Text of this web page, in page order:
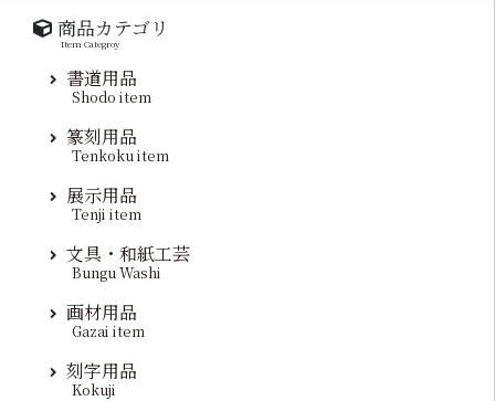
商品カテゴリ
Item Categroy
書道用品
Shodo item
篆刻用品
Tenkoku item
展示用品
Tenji item
文具・和紙工芸
Bungu Washi
画材用品
Gazai item
刻字用品
Kokuji